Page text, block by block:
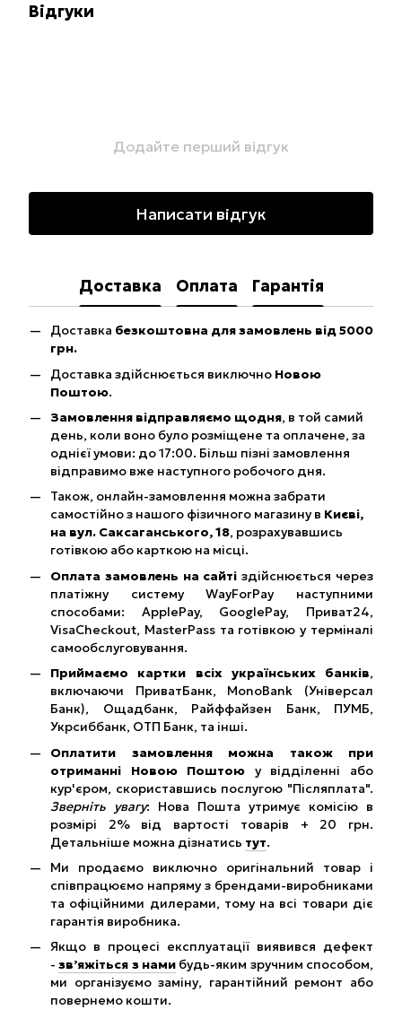
Відгуки
Додайте перший відгук
Написати відгук
Доставка Оплата Гарантія
Доставка безкоштовна для замовлень від 5000
грн.
Доставка здійснюється виключно Новою
Поштою.
Замовлення відправляємо щодня, в той самий
день, коли воно було розміщене та оплачене, за
однієї умови: до 17:00. Більш пізні замовлення
відправимо вже наступного робочого дня.
Також, онлайн-замовлення можна забрати
самостійно з нашого фізичного магазину в Києві,
на вул. Саксаганського, 18, розрахувавшись
готівкою або карткою на місці.
Оплата замовлень на сайтіздійснюється через
платіжну систему WayForPay наступними
способами: ApplePay, GooglePay, Приват24,
VisaCheckout, MasterPass та готівкою у терміналі
самообслуговування.
Приймаємо картки всіх українських банків,
включаючи ПриватБанк, MonoBank (Універсал
Банк), Ощадбанк, Райффайзен Банк, ПУМБ,
Укрсиббанк, ОТП Банк, та інші.
Оплатити замовлення можна також при
отриманні Новою Поштою у відділенні або
кур'єром, скориставшись послугою "Післяплата".
Зверніть увагу: Нова Пошта утримує комісію в
розмірі 2% від вартості товарів + 20 грн.
Детальніше можна дізнатись тут.
Ми продаємо виключно оригінальний товар і
співпрацюємо напряму з брендами-виробниками
та офіційними дилерами, тому на всі товари діє
гарантія виробника.
Якщо в процесі експлуатації виявився дефект
-зв’яжіться з нами будь-яким зручним способом,
ми організуємо заміну, гарантійний ремонт або
повернемо кошти.